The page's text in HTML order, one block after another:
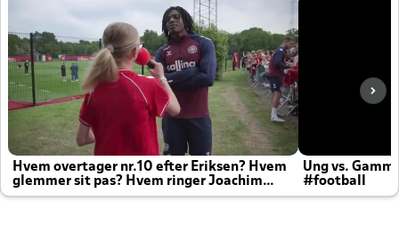
Hvem overtager nr.10 efter Eriksen? Hvem
glemmer sit pas? Hvem ringer Joachim
altid til efter kampe?
Ung vs.
#football